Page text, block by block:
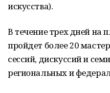
искусства).
В течение трех дней на
пройдет более 20
сессий, дискуссий и
региональных и